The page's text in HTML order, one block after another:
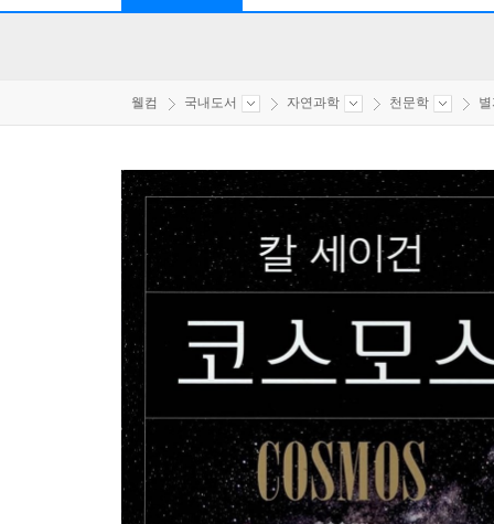
웰컴 국내도서 자연과학 천문학